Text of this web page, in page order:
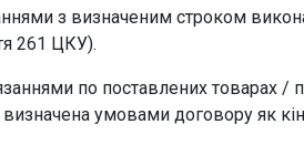
з визначеним строком
261 ЦКУ).
по поставлених товарах /
умовами договору як